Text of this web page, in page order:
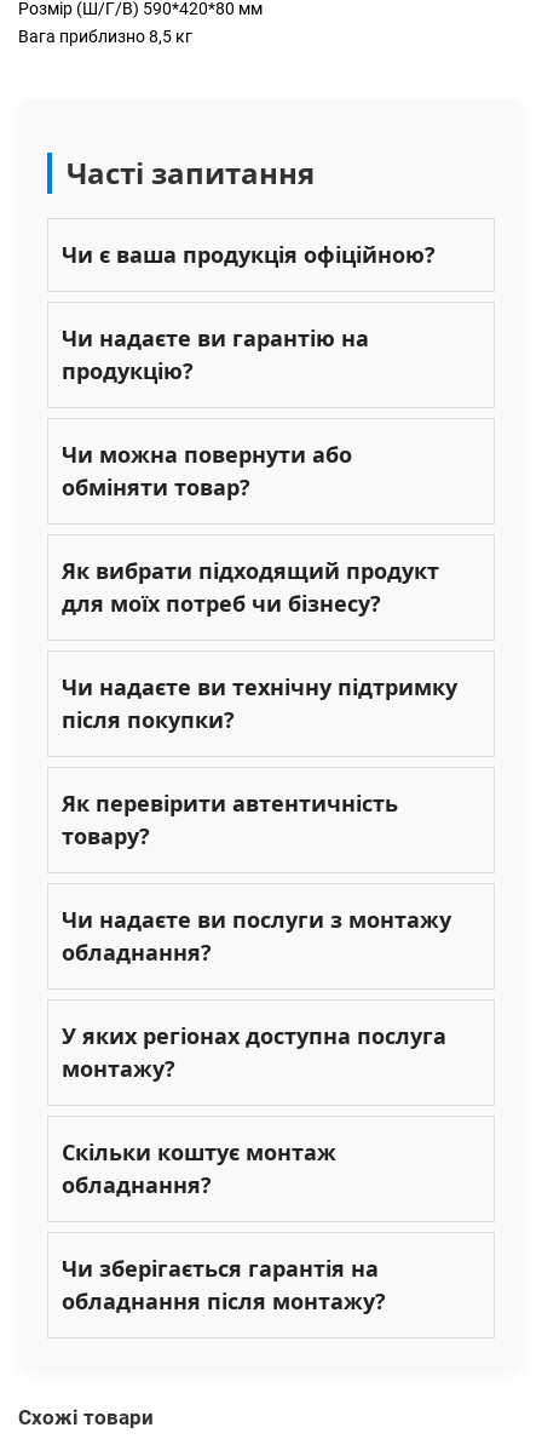
Розмір (Ш/Г/В) 590*420*80 мм
Вага приблизно 8,5 кг
Часті запитання
Чи є ваша продукція офіційною?
Чи надаєте ви гарантію на
продукцію?
Чи можна повернути або
обміняти товар?
Як вибрати підходящий продукт
для моїх потреб чи бізнесу?
Чи надаєте ви технічну підтримку
після покупки?
Як перевірити автентичність
товару?
Чи надаєте ви послуги з монтажу
обладнання?
У яких регіонах доступна послуга
монтажу?
Скільки коштує монтаж
обладнання?
Чи зберігається гарантія на
обладнання після монтажу?
Схожі товари